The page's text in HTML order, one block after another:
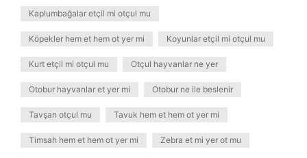
Kaplumbağalar etçil mi otçul mu
Köpekler hem et hem ot yer mi Koyunlar etçil mi otçul mu
Kurt etçil mi otçul mu Otçul hayvanlar ne yer
Otobur hayvanlar et yer mi Otobur ne ile beslenir
Tavşan otçul mu Tavuk hem et hem ot yer mi
Timsah hem et hem ot yer mi Zebra et mi yer ot mu